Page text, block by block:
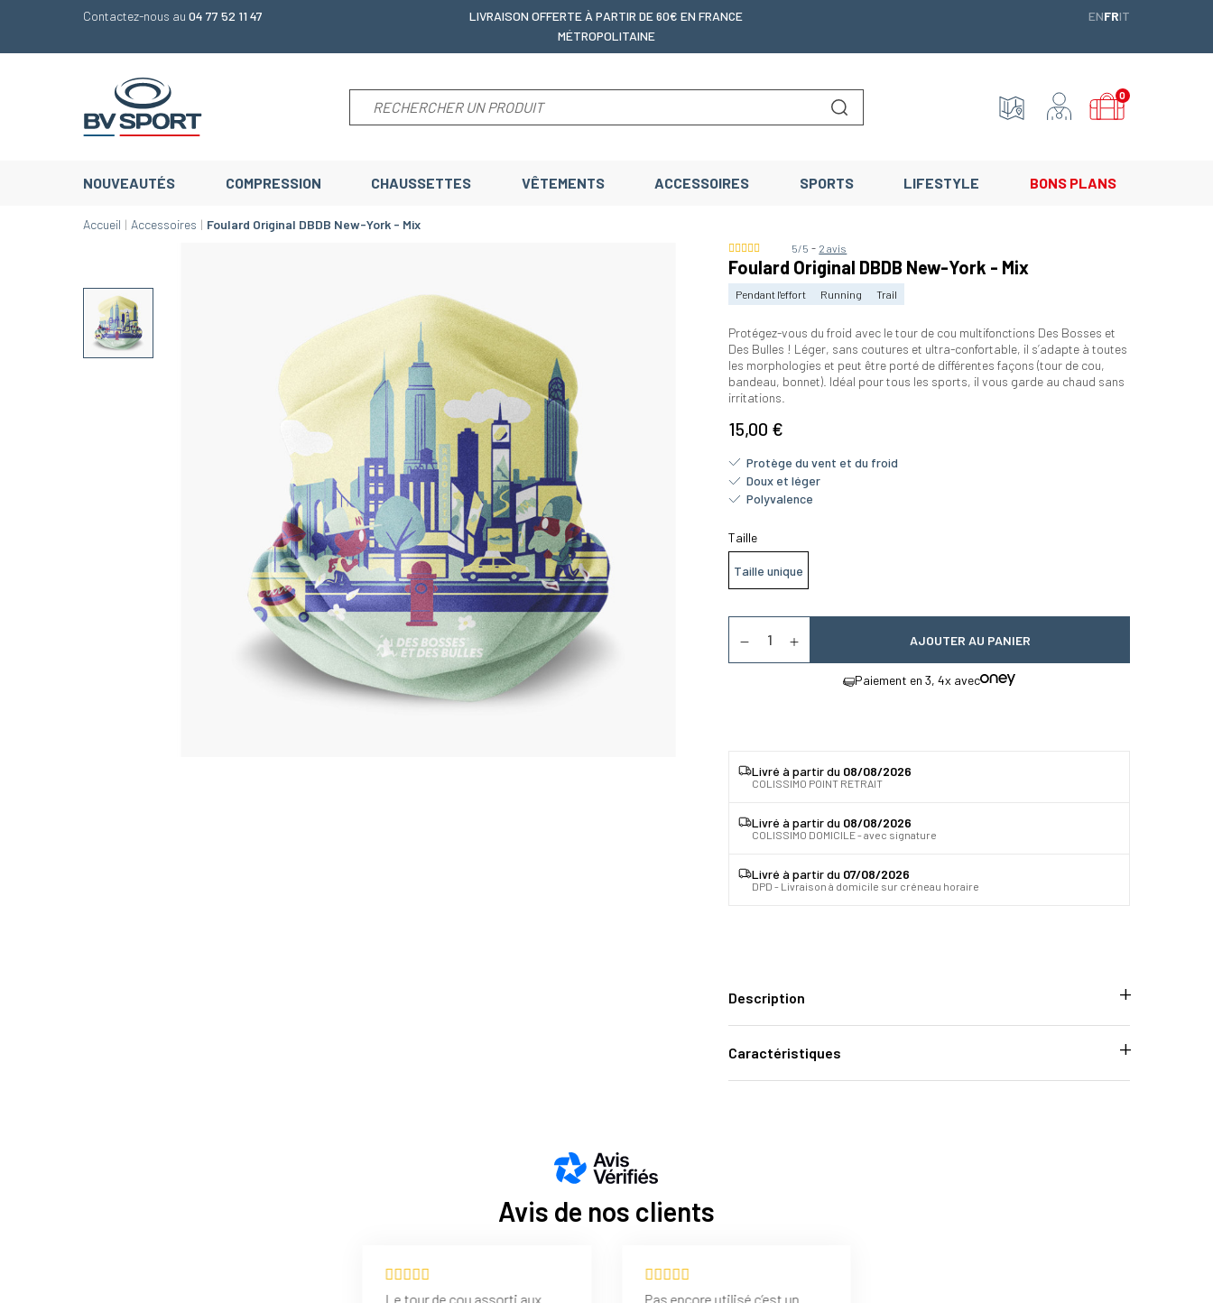
Contactez-nous au 04 77 52 11 47 LIVRAISON OFFERTE À PARTIR DE 60€ EN FRANCE
MÉTROPOLITAINE
ENENGLISH
FRFRANÇAIS
ITITALIANO
Lancer la recherche
0
NOUVEAUTÉS COMPRESSION CHAUSSETTES VÊTEMENTS ACCESSOIRES SPORTS LIFESTYLE BONS PLANS
Accueil Accessoires Foulard Original DBDB New-York - Mix
5/5 - 2 avis
Foulard Original DBDB New-York - Mix
Pendant l'effort Running Trail
Protégez-vous du froid avec le tour de cou multifonctions Des Bosses et
Des Bulles ! Léger, sans coutures et ultra-confortable, il s’adapte à toutes
les morphologies et peut être porté de différentes façons (tour de cou,
bandeau, bonnet). Idéal pour tous les sports, il vous garde au chaud sans
irritations.
15,00 €
Protège du vent et du froid
Doux et léger
Polyvalence
Taille
Taille unique
AJOUTER AU PANIER
Paiement en 3, 4x avec
Livré à partir du 08/08/2026
COLISSIMO POINT RETRAIT
Livré à partir du 08/08/2026
COLISSIMO DOMICILE - avec signature
Livré à partir du 07/08/2026
DPD - Livraison à domicile sur créneau horaire
Description
Caractéristiques
Avis de nos clients
Le tour de cou assorti aux
Pas encore utilisé c’est un